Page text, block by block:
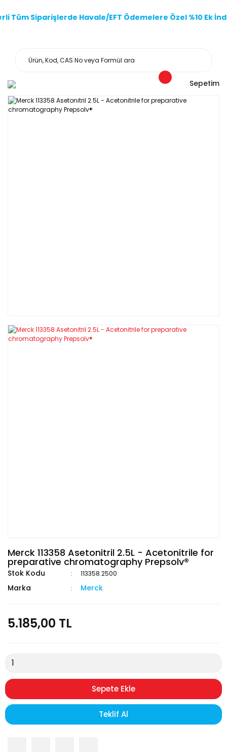
Tüm Siparişlerde Havale/EFT Ödemelere Özel %10 Ek
Sepetim
Merck 113358 Asetonitril 2.5L - Acetonitrile for
preparative chromatography Prepsolv®
Stok Kodu 113358.2500
Marka Merck
5.185,00 TL
Sepete Ekle
Teklif Al